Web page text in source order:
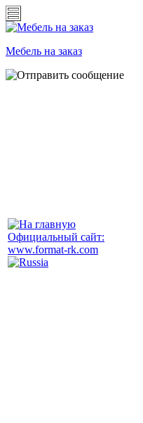
Мебель на заказ
Официальный сайт:
www.format-rk.com